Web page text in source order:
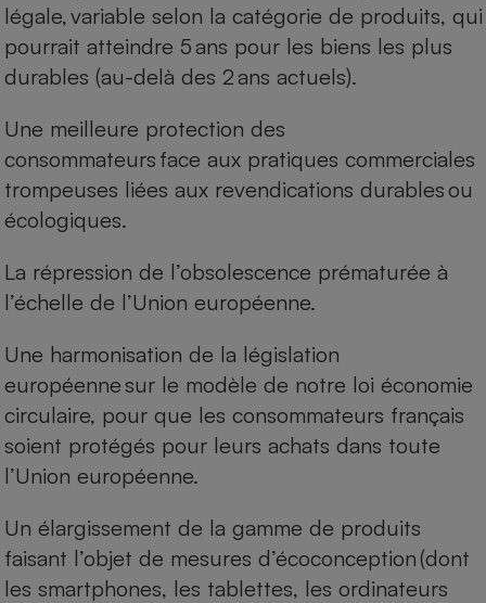
légale, variable selon la catégorie de produits, qui
pourrait atteindre 5 ans pour les biens les plus
durables (au-delà des 2 ans actuels).
Une meilleure protection des
consommateurs face aux pratiques commerciales
trompeuses liées aux revendications durables ou
écologiques.
La répression de l’obsolescence prématurée à
l’échelle de l’Union européenne.
Une harmonisation de la législation
européenne sur le modèle de notre loi économie
circulaire, pour que les consommateurs français
soient protégés pour leurs achats dans toute
l’Union européenne.
Un élargissement de la gamme de produits
faisant l’objet de mesures d’écoconception (dont
les smartphones, les tablettes, les ordinateurs